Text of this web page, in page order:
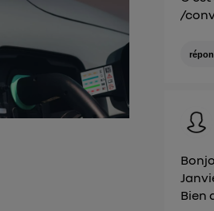
/
Bien
Pour une